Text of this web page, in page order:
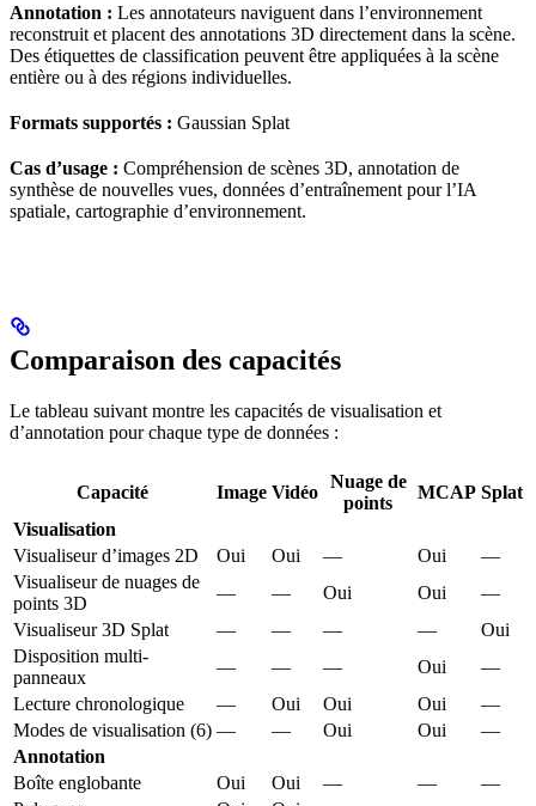
Annotation : Les annotateurs naviguent dans l’environnement
reconstruit et placent des annotations 3D directement dans la scène.
Des étiquettes de classification peuvent être appliquées à la scène
entière ou à des régions individuelles.
Formats supportés : Gaussian Splat
Cas d’usage : Compréhension de scènes 3D, annotation de
synthèse de nouvelles vues, données d’entraînement pour l’IA
spatiale, cartographie d’environnement.
Comparaison des capacités
Le tableau suivant montre les capacités de visualisation et
d’annotation pour chaque type de données :
Capacité Image Vidéo
Nuage de
points
MCAP Splat
Visualisation
Visualiseur d’images 2D
Oui Oui — Oui
—
Visualiseur de nuages de
points 3D
— — Oui Oui
—
Visualiseur 3D Splat
— — — —
Oui
Disposition multi-
panneaux
— — — Oui
—
Lecture chronologique
— Oui Oui Oui
—
Modes de visualisation (6) — — Oui Oui
—
Annotation
Boîte englobante
Oui Oui — —
—